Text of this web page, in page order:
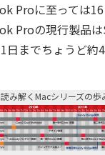
Proに至っては
Proの現行製品
までちょうど
み解くMacシリーズの歩